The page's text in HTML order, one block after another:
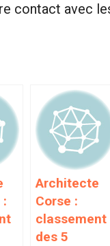
contact avec
Architecte
Corse :
classement
des 5